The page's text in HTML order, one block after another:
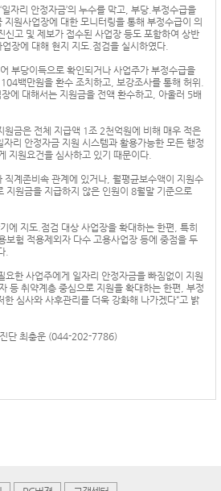
자리 안정자금’의 누수를 막고, 부당.부정수급을
지원사업장에 대한 모니터링을 통해 부정수급이 의
신고 및 제보가 접수된 사업장 등도 포함하여 상반
장에 대해 현지 지도.점검을 실시하였다.
부당이득으로 확인되거나 사업주가 부정수급을
백만원을 환수 조치하고, 보강조사를 통해 허위.
에 대해서는 지원금을 전액 환수하고, 아울러 5배
원금은 전체 지급액 1조 2천억원에 비해 매우 적은
리 안정자금 지원 시스템과 활용가능한 모든 행정
지원요건을 심사하고 있기 때문이다.
직계존비속 관계에 있거나, 월평균보수액이 지원수
지원금을 지급하지 않은 인원이 8월말 기준으로
에 지도.점검 대상 사업장을 확대하는 한편, 특히
보험 적용제외자 다수 고용사업장 등에 중점을 두
.
요한 사업주에게 일자리 안정자금을 빠짐없이 지원
등 취약계층 중심으로 지원을 확대하는 한편, 부정
심사와 사후관리를 더욱 강화해 나가겠다“고 밝
단 최충운 (044-202-7786)